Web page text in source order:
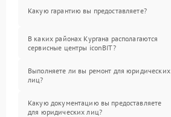
Какую гарантию вы предоставляете?
В каких районах Кургана располагаются
сервисные центры iconBIT?
Выполняете ли вы ремонт для юридических
лиц?
Какую документацию вы предоставляете
для юридических лиц?